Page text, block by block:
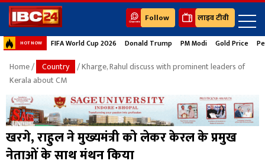
Follow लाइव टीवी
HOT NOW FIFA World Cup 2026 Donald Trump PM Modi Gold Price
Home/ Country / Kharge, Rahul discuss with prominent leaders of
Kerala about CM
खरगे, राहुल ने मुख्यमंत्री को लेकर केरल के प्रमुख
नेताओं के साथ मंथन किया